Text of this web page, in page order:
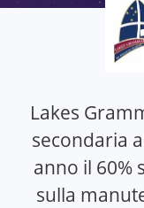
Lakes
secondaria
anno il 60%
sulla